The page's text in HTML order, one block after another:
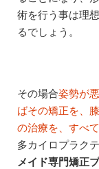
術を行う事は理
るでしょう。
その場合姿勢が
ばその矯正を、
の治療を、すべ
多カイロプラク
メイド専門矯正